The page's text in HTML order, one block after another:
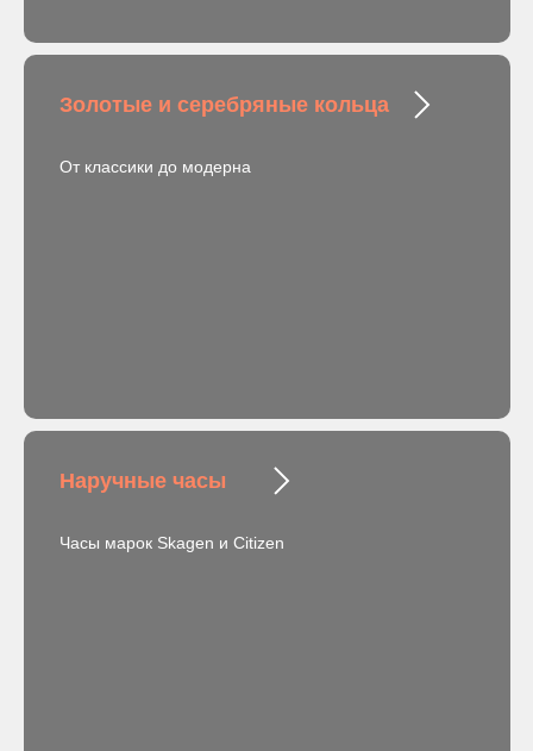
Золотые и серебряные кольца
От классики до модерна
Наручные часы
Часы марок Skagen и Citizen